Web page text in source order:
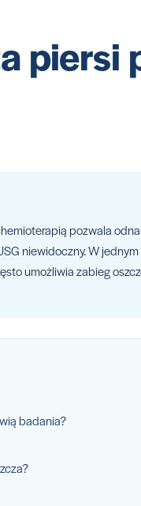
piersi
pozwala
niewidoczny. W
umożliwia zabieg
badania?